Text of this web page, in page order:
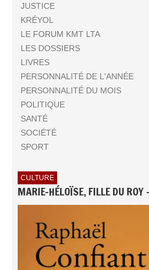
JUSTICE
KRÉYOL
LE FORUM KMT LTA
LES DOSSIERS
LIVRES
PERSONNALITÉ DE L'ANNÉE
PERSONNALITÉ DU MOIS
POLITIQUE
SANTÉ
SOCIÉTÉ
SPORT
CULTURE
MARIE-HÉLOÏSE, FILLE DU